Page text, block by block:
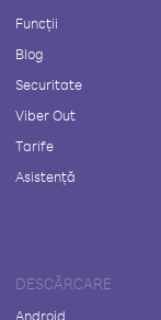
Funcții
Blog
Securitate
Viber Out
Tarife
Asistență
DESCĂRCARE
Android